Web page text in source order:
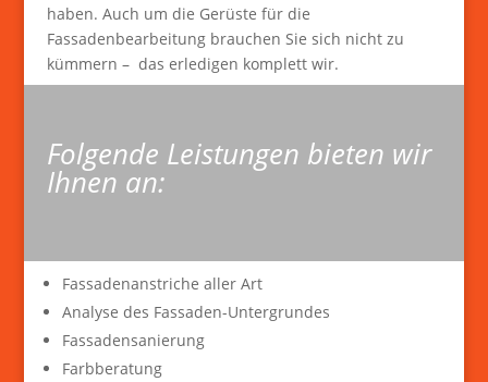
haben. Auch um die Gerüste für die
Fassadenbearbeitung brauchen Sie sich nicht zu
kümmern – das erledigen komplett wir.
Folgende Leistungen bieten wir
Ihnen an:
Fassadenanstriche aller Art
Analyse des Fassaden-Untergrundes
Fassadensanierung
Farbberatung